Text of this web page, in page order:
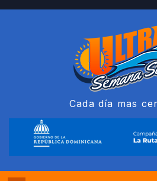
Saltar
Cada día mas